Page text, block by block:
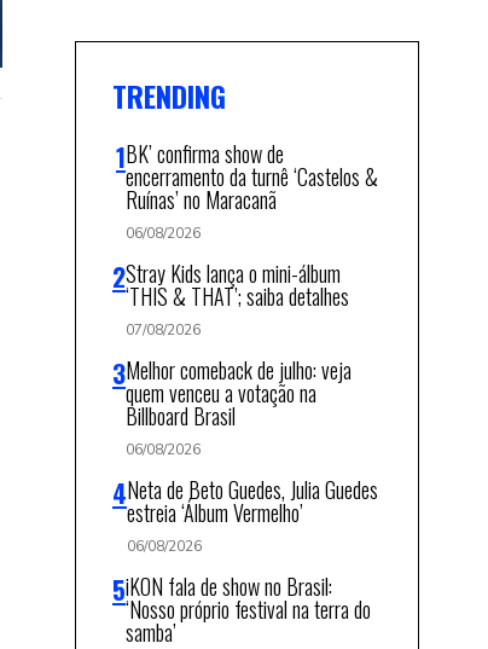
TRENDING
BK’ confirma show de
encerramento da turnê ‘Castelos &
Ruínas’ no Maracanã
06/08/2026
Stray Kids lança o mini-álbum
‘THIS & THAT’; saiba detalhes
07/08/2026
Melhor comeback de julho: veja
quem venceu a votação na
Billboard Brasil
06/08/2026
Neta de Beto Guedes, Julia Guedes
estreia ‘Álbum Vermelho’
06/08/2026
iKON fala de show no Brasil:
‘Nosso próprio festival na terra do
samba’